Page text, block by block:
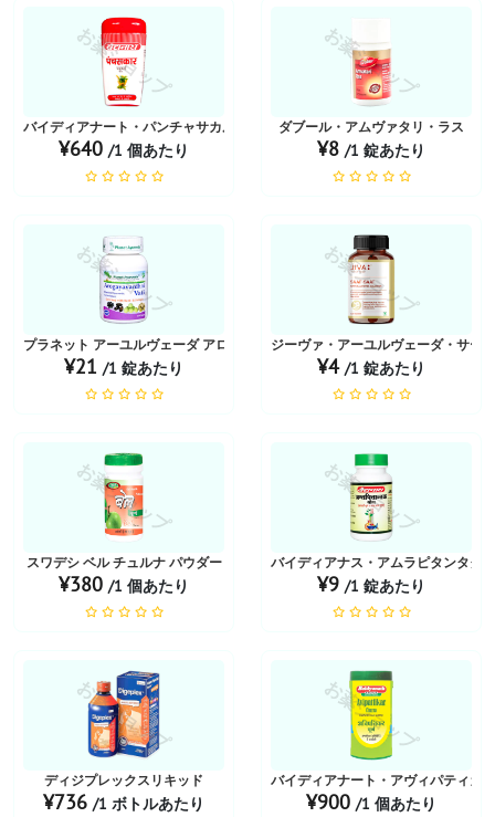
お薬ショップ
バイディアナート・パンチャサカル・チュルナ
¥640 /1 個あたり
お薬ショップ
ダブール・アムヴァタリ・ラス
¥8 /1 錠あたり
お薬ショップ
プラネット アーユルヴェーダ アロガヤヴァルドゥニ ヴァティ
¥21 /1 錠あたり
お薬ショップ
ジーヴァ・アーユルヴェーダ・サー
¥4 /1 錠あたり
お薬ショップ
スワデシ ベル チュルナ パウダー
¥380 /1 個あたり
お薬ショップ
バイディアナス・アムラピタンタク
¥9 /1 錠あたり
お薬ショップ
ディジプレックスリキッド
¥736 /1 ボトルあたり
お薬ショップ
バイディアナート・アヴィパティカ
¥900 /1 個あたり